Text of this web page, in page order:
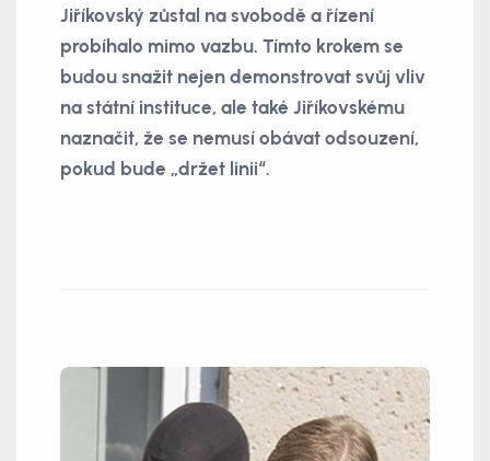
Jiříkovský zůstal na svobodě a řízení
probíhalo mimo vazbu. Tímto krokem se
budou snažit nejen demonstrovat svůj vliv
na státní instituce, ale také Jiříkovskému
naznačit, že se nemusí obávat odsouzení,
pokud bude „držet linii“.